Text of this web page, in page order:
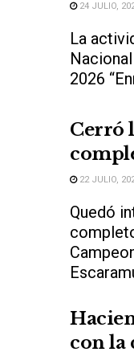
24 JULIO,
La
2026
Cerró
22 JULIO,
Quedó
con la